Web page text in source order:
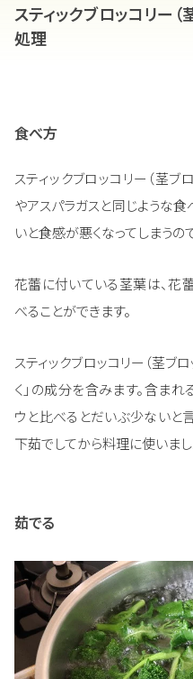
スティックブロッコリー
処理
食べ方
スティックブロッコリー（茎ブ
やアスパラガスと同じような
いと食感が悪くなってしまうの
花蕾に付いている茎葉は、花
べることができます。
スティックブロッコリー（茎ブロ
く」の成分を含みます。含まれ
ウと比べるとだいぶ少ないと
下茹でしてから料理に使いまし
茹でる